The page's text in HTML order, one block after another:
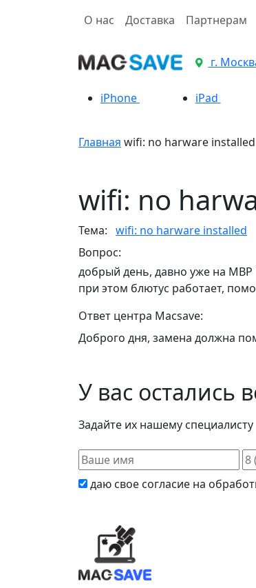
О нас Доставка Партнерам
г.
iPhone
iPad
Главная wifi: no harware installed
wifi: no
Тема: wifi: no harware installed
Вопрос:
добрый день, давно уже на МВР
при этом блютус работает,
Ответ центра Macsave:
Доброго дня, замена должна
У вас остались
Задайте их нашему специалисту
даю свое согласие на